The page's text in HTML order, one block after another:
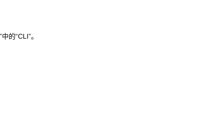
的“CLI”。